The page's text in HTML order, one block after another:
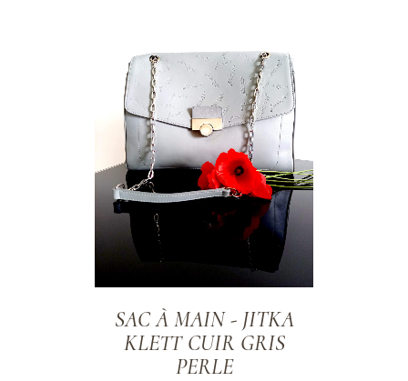
SAC À MAIN - JITKA
KLETT CUIR GRIS
PERLE